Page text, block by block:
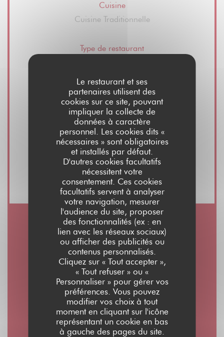
Le restaurant et ses
partenaires utilisent des
cookies sur ce site, pouvant
impliquer la collecte de
données à caractère
personnel. Les cookies dits «
nécessaires » sont obligatoires
et installés par défaut.
D'autres cookies facultatifs
nécessitent votre
consentement. Ces cookies
facultatifs servent à analyser
votre navigation, mesurer
l'audience du site, proposer
des fonctionnalités (ex : en
lien avec les réseaux sociaux)
ou afficher des publicités ou
contenus personnalisés.
Cliquez sur « Tout accepter »,
« Tout refuser » ou «
Personnaliser » pour gérer vos
préférences. Vous pouvez
modifier vos choix à tout
moment en cliquant sur l'icône
représentant un cookie en bas
à gauche des pages du site.
Cuisine
Cuisine Traditionnelle
Type de restaurant
Services
Vente de vins, Vente à emporter, Terrasse d'été,
Privatisation espace restaurant et salle, Accès
wifi gratuit
Moyens de paiement
Visa, Maestro, Espèces, Carte Bleue
Horaires
Lun-Jeu
08h00 - 01h00
Vendredi